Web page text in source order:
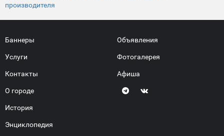
производителя
Баннеры
Услуги
Контакты
О городе
История
Энциклопедия
Объявления
Фотогалерея
Афиша